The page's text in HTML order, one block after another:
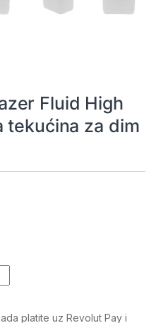
Fluid High
tekućina za dim
Tech 5L, vrhunska tekućina za